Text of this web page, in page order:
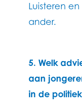
Luisteren
ander.
5. Welk
aan
in de